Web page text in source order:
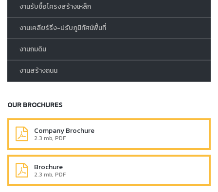
งานรับซื้อโครงสร้างเหล็ก
งานเคลียร์ริ่ง-ปรับภูมิทัศน์พื้นที่
งานถมดิน
งานสร้างถนน
OUR BROCHURES
Company Brochure
2.3 mb, PDF
Brochure
2.3 mb, PDF